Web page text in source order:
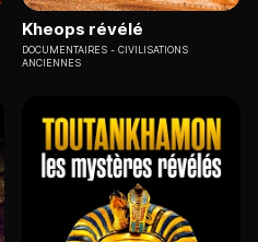
Kheops révélé
DOCUMENTAIRES
CIVILISATIONS
ANCIENNES